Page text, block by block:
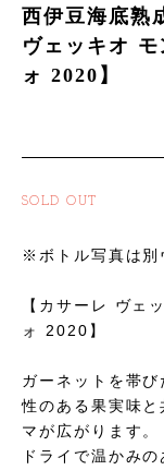
西伊豆海底熟
ヴェッキオ
ォ 2020】
SOLD OUT
※ボトル写真は別
【カサーレ ヴェ
ォ 2020】
ガーネットを帯
性のある果実味
マが広がります。
ドライで温かみ